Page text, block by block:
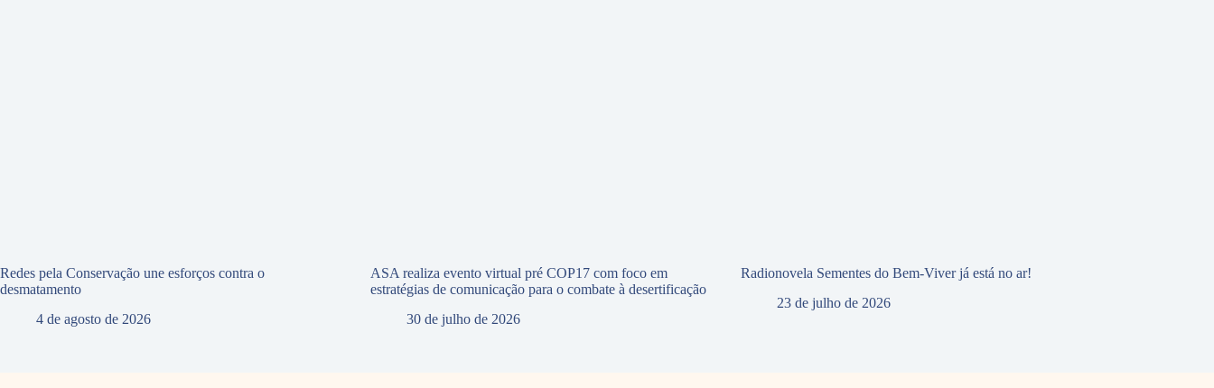
Redes pela Conservação une esforços contra o
desmatamento
4 de agosto de 2026
ASA realiza evento virtual pré COP17 com foco em
estratégias de comunicação para o combate à desertificação
30 de julho de 2026
Radionovela Sementes do Bem-Viver já está no ar!
23 de julho de 2026